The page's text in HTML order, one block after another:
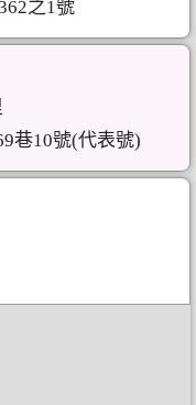
之1號
巷10號(代表號)